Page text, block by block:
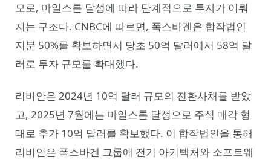
모로, 마일스톤 달성에 따라 단계적으로 투자가 이뤄
지는 구조다. CNBC에 따르면, 폭스바겐은 합작법인
지분 50%를 확보하면서 당초 50억 달러에서 58억 달
러로 투자 규모를 확대했다.
리비안은 2024년 10억 달러 규모의 전환사채를 받았
고, 2025년 7월에는 마일스톤 달성으로 주식 매각 형
태로 추가 10억 달러를 확보했다. 이 합작법인을 통해
리비안은 폭스바겐 그룹에 전기 아키텍처와 소프트웨